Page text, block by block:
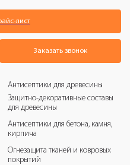
лист
Антисептики для древесины
Защитно-декоративные составы
для древесины
Антисептики для бетона, камня,
кирпича
Огнезащита тканей и ковровых
покрытий
Заказать звонок